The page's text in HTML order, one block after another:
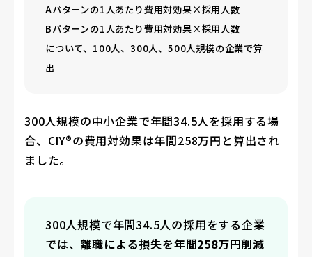
Aパターンの1人あたり費用対効果×採用人数
Bパターンの1人あたり費用対効果×採用人数
について、100人、300人、500人規模の企業で算
出
300人規模の中小企業で年間34.5人を採用する場
合、CIY®の費用対効果は年間258万円と算出され
ました。
300人規模で年間34.5人の採用をする企業
では、 離職による損失を年間258万円削減